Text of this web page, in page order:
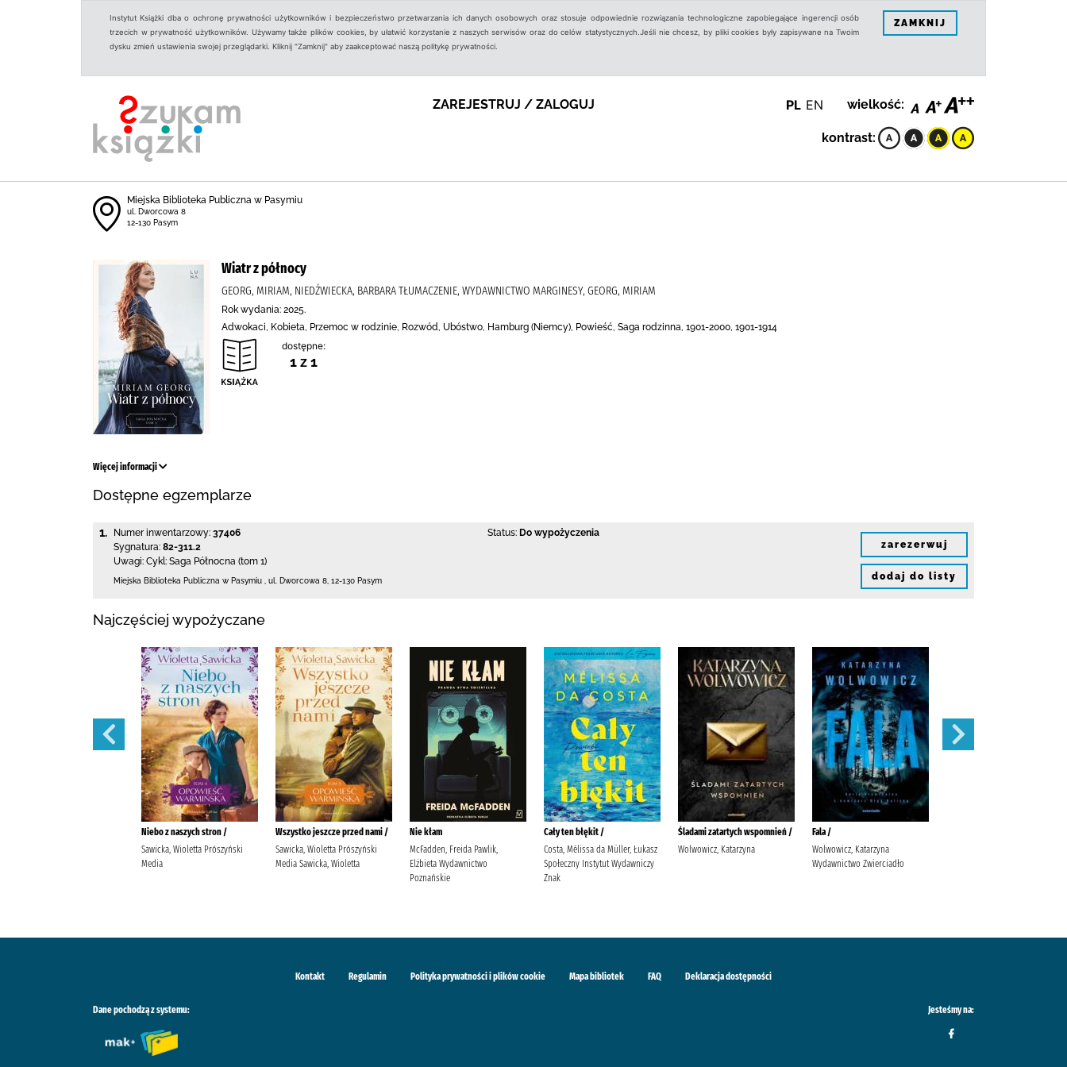
Instytut Książki dba o ochronę prywatności użytkowników i bezpieczeństwo przetwarzania ich danych osobowych oraz stosuje odpowiednie rozwiązania technologiczne zapobiegające ingerencji osób
trzecich w prywatność użytkowników. Używamy także plików cookies, by ułatwić korzystanie z naszych serwisów oraz do celów statystycznych.Jeśli nie chcesz, by pliki cookies były zapisywane na Twoim
dysku zmień ustawienia swojej przeglądarki. Kliknij "Zamknij" aby zaakceptować naszą politykę prywatności.
ZAMKNIJ
ZAREJESTRUJ / ZALOGUJ PL EN wielkość:
kontrast:
Miejska Biblioteka Publiczna w Pasymiu
ul. Dworcowa 8
12-130 Pasym
Wiatr z północy
GEORG, MIRIAM, NIEDŹWIECKA, BARBARA TŁUMACZENIE, WYDAWNICTWO MARGINESY, GEORG, MIRIAM
Rok wydania: 2025.
Adwokaci, Kobieta, Przemoc w rodzinie, Rozwód, Ubóstwo, Hamburg (Niemcy), Powieść, Saga rodzinna, 1901-2000, 1901-1914
dostępne:
1 z 1
Więcej informacji
Dostępne egzemplarze
1. Numer inwentarzowy: 37406
Sygnatura: 82-311.2
Uwagi: Cykl: Saga Północna (tom 1)
Status: Do wypożyczenia
Miejska Biblioteka Publiczna w Pasymiu ul. Dworcowa 8 12-130 Pasym
zarezerwuj
dodaj do listy
Najczęściej wypożyczane
Niebo z naszych stron /
Sawicka, Wioletta Prószyński
Media
Wszystko jeszcze przed nami /
Sawicka, Wioletta Prószyński
Media Sawicka, Wioletta
Nie kłam
McFadden, Freida Pawlik,
Elżbieta Wydawnictwo
Poznańskie
Cały ten błękit /
Costa, Mélissa da Müller, Łukasz
Społeczny Instytut Wydawniczy
Znak
Śladami zatartych wspomnień /
Wolwowicz, Katarzyna
Fala /
Wolwowicz, Katarzyna
Wydawnictwo Zwierciadło
Kontakt Regulamin Polityka prywatności i plików cookie Mapa bibliotek FAQ Deklaracja dostępności
Dane pochodzą z systemu: Jesteśmy na: